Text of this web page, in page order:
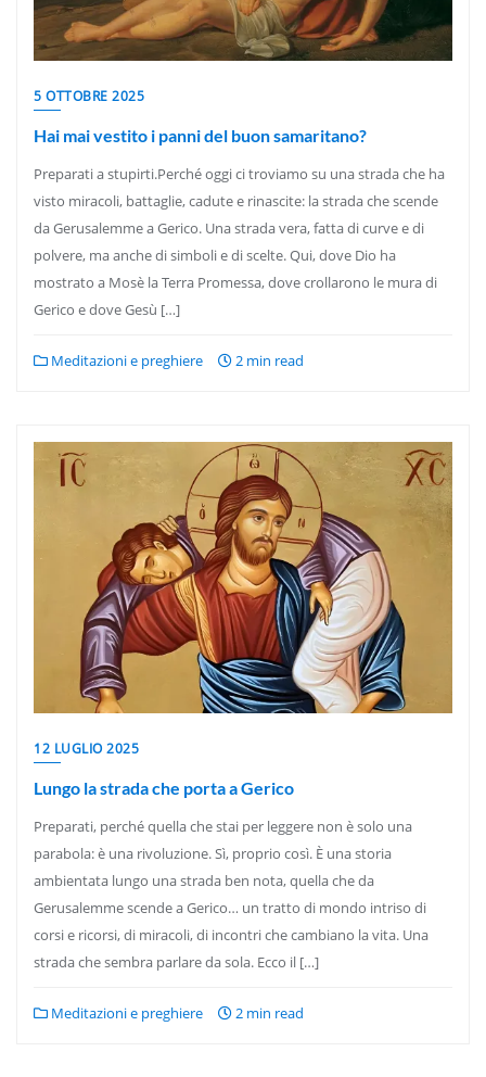
5 OTTOBRE 2025
Hai mai vestito i panni del buon samaritano?
Preparati a stupirti.Perché oggi ci troviamo su una strada che ha
visto miracoli, battaglie, cadute e rinascite: la strada che scende
da Gerusalemme a Gerico. Una strada vera, fatta di curve e di
polvere, ma anche di simboli e di scelte. Qui, dove Dio ha
mostrato a Mosè la Terra Promessa, dove crollarono le mura di
Gerico e dove Gesù […]
Meditazioni e preghiere 2 min read
12 LUGLIO 2025
Lungo la strada che porta a Gerico
Preparati, perché quella che stai per leggere non è solo una
parabola: è una rivoluzione. Sì, proprio così. È una storia
ambientata lungo una strada ben nota, quella che da
Gerusalemme scende a Gerico… un tratto di mondo intriso di
corsi e ricorsi, di miracoli, di incontri che cambiano la vita. Una
strada che sembra parlare da sola. Ecco il […]
Meditazioni e preghiere 2 min read